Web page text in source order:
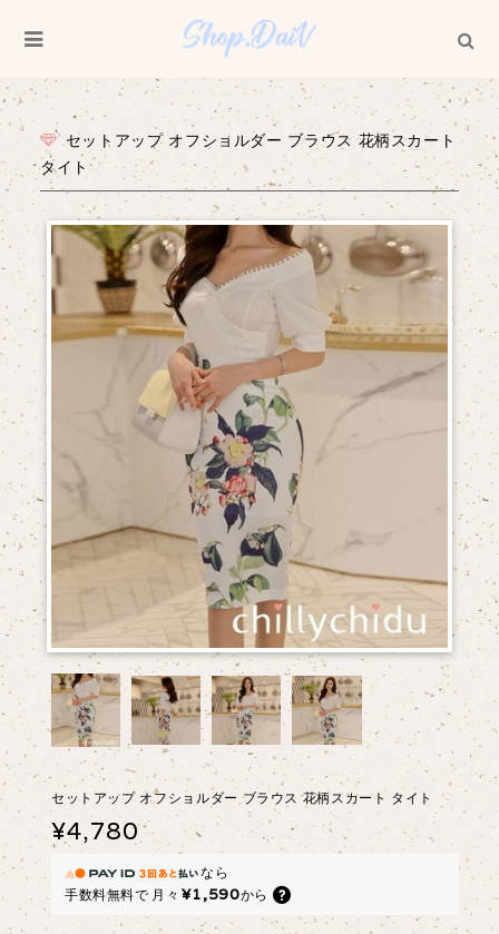
セットアップ オフショルダー ブラウス 花柄スカート
タイト
セットアップ オフショルダー ブラウス 花柄スカート タイト
¥4,780
なら
手数料無料で 月々 ¥1,590から